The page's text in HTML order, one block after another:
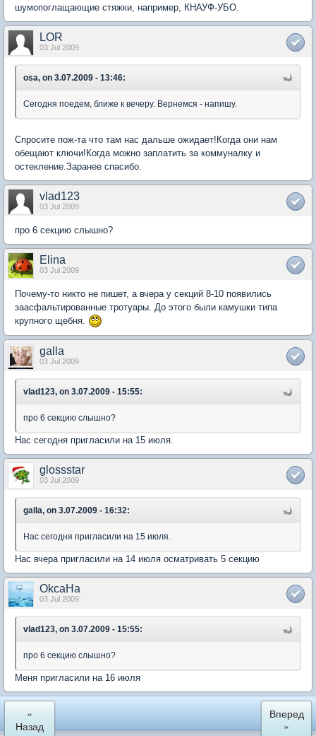
шумопоглащающие стяжки, например, КНАУФ-УБО.
LOR
03 Jul 2009
osa, on 3.07.2009 - 13:46:
Сегодня поедем, ближе к вечеру. Вернемся - напишу.
Спросите пож-та что там нас дальше ожидает!Когда они нам
обещают ключи!Когда можно заплатить за коммуналку и
остекление.Заранее спасибо.
vlad123
03 Jul 2009
про 6 секцию слышно?
Elina
03 Jul 2009
Почему-то никто не пишет, а вчера у секций 8-10 появились
заасфальтированные тротуары. До этого были камушки типа
крупного щебня.
galla
03 Jul 2009
vlad123, on 3.07.2009 - 15:55:
про 6 секцию слышно?
Нас сегодня пригласили на 15 июля.
glossstar
03 Jul 2009
galla, on 3.07.2009 - 16:32:
Нас сегодня пригласили на 15 июля.
Нас вчера пригласили на 14 июля осматривать 5 секцию
OkcaHa
03 Jul 2009
vlad123, on 3.07.2009 - 15:55:
про 6 секцию слышно?
Меня пригласили на 16 июля
«
Назад
Вперед
»